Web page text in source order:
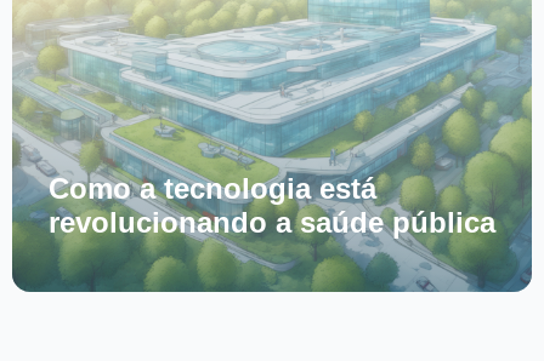
Como a tecnologia está
revolucionando a saúde pública